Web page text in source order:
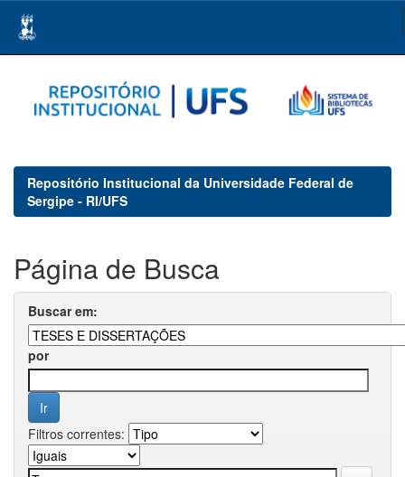
navigation
Repositório Institucional da Universidade Federal de
Sergipe - RI/UFS
Página de Busca
Buscar em:
por
Filtros correntes: